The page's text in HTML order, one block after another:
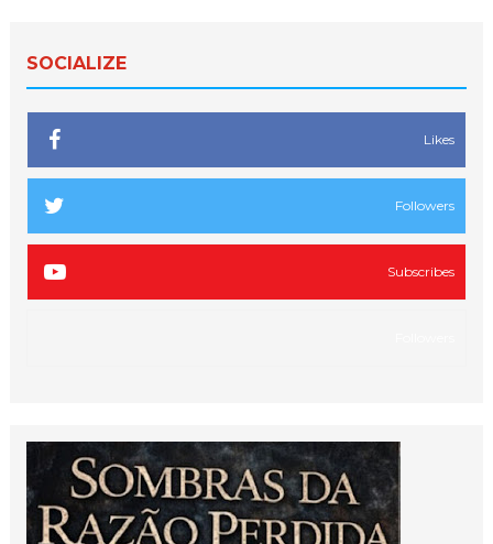
SOCIALIZE
Likes
Followers
Subscribes